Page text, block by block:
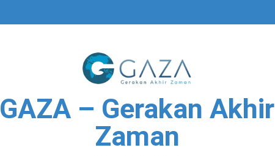
GAZA – Gerakan Akhir
Zaman